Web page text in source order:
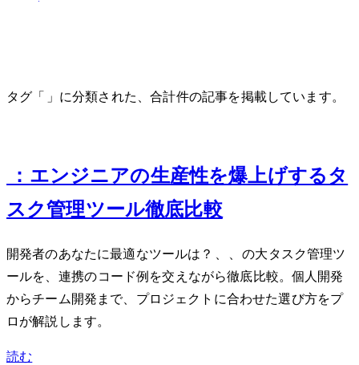
タグ「Obsidian」に分類された、合計 1 件の記事を掲載しています。
Notion vs Obsidian vs Linear：エンジニアの生産性を爆上げするタ
スク管理ツール徹底比較
開発者のあなたに最適なツールは？Notion、Obsidian、Linearの3大タスク管理ツ
ールを、API連携のコード例を交えながら徹底比較。個人開発
からチーム開発まで、プロジェクトに合わせた選び方をプ
ロが解説します。
読む